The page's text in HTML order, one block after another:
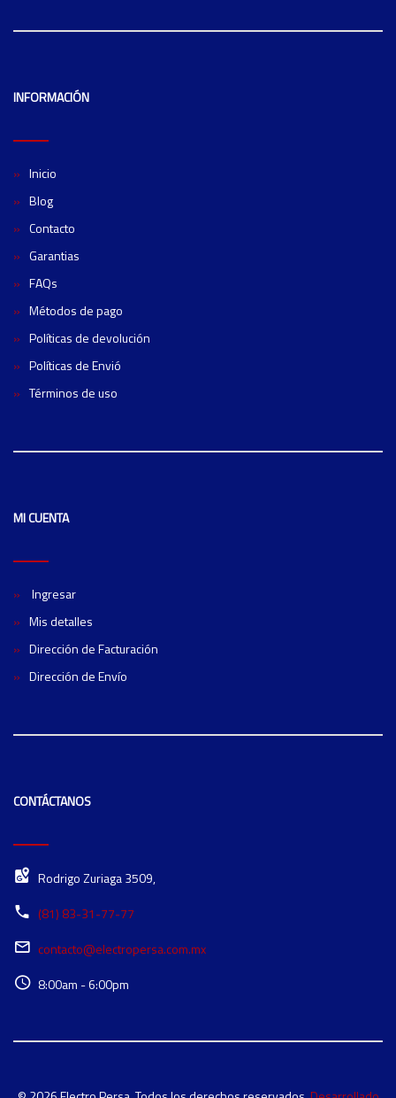
INFORMACIÓN
Inicio
Blog
Contacto
Garantias
FAQs
Métodos de pago
Políticas de devolución
Políticas de Envió
Términos de uso
MI CUENTA
Ingresar
Mis detalles
Dirección de Facturación
Dirección de Envío
CONTÁCTANOS
Rodrigo Zuriaga 3509,
(81) 83-31-77-77
contacto@electropersa.com.mx
8:00am - 6:00pm